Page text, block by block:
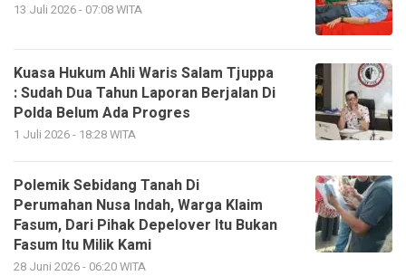
13 Juli 2026 - 07:08 WITA
Kuasa Hukum Ahli Waris Salam Tjuppa
: Sudah Dua Tahun Laporan Berjalan Di
Polda Belum Ada Progres
1 Juli 2026 - 18:28 WITA
Polemik Sebidang Tanah Di
Perumahan Nusa Indah, Warga Klaim
Fasum, Dari Pihak Depelover Itu Bukan
Fasum Itu Milik Kami
28 Juni 2026 - 06:20 WITA